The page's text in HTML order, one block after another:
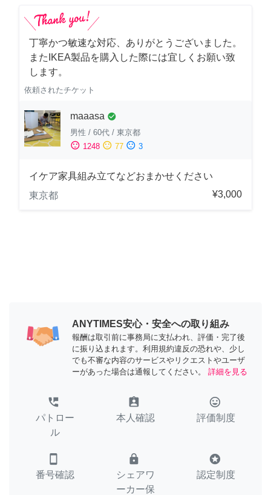
丁寧かつ敏速な対応、ありがとうございました。
またIKEA製品を購入した際には宜しくお願い致
します。
依頼されたチケット
maaasa check_circle
男性 / 60代 / 東京都
sentiment_satisfied 1248 sentiment_neutral 77 sentiment_dissatisfied 3
イケア家具組み立てなどおまかせください
東京都
¥3,000
ANYTIMES安心・安全への取り組み
報酬は取引前に事務局に支払われ、評価・完了後
に振り込まれます。利用規約違反の恐れや、少し
でも不審な内容のサービスやリクエストやユーザ
ーがあった場合は通報してください。
詳細を見る
perm_phone_msg
パトロー
ル
assignment_ind
本人確認
tag_faces
評価制度
smartphone
番号確認
lock
シェアワ
ーカー保
stars
認定制度